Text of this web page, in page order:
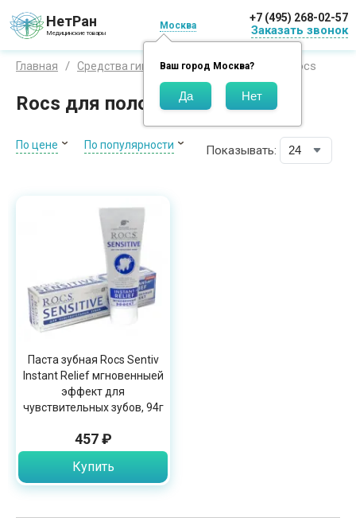
НетРан
Медицинские товары
Москва
Ваш город Москва?
+7 (495) 268-02-57
Заказать звонок
Главная Средства гигиены Бренды Рокс / Rocs
Rocs для полости рта
По цене По популярности Показывать:
Паста зубная Rocs Sentiv
Instant Relief мгновенныей
эффект для
чувствительных зубов, 94г
457 ₽
Купить